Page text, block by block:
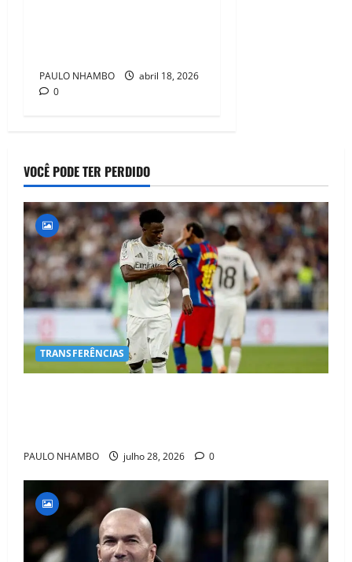
PAULO NHAMBO
abril 18, 2026
0
VOCÊ PODE TER PERDIDO
TRANSFERÊNCIAS
PAULO NHAMBO julho 28, 2026 0